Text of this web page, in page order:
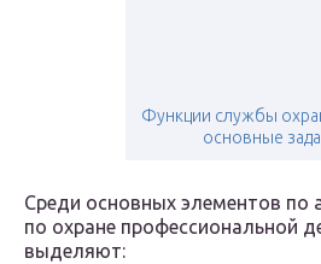
Функции службы
основные
Среди основных элементов по
по охране профессиональной
выделяют: